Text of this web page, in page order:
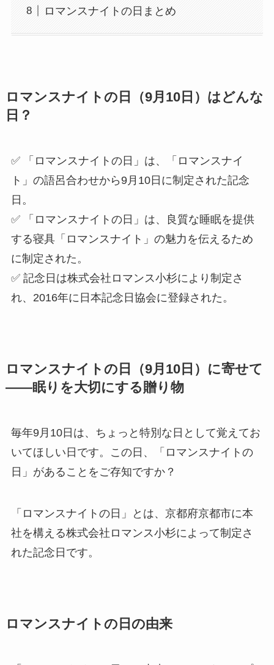
ロマンスナイトの日まとめ
ロマンスナイトの日（9月10日）はどんな
日？
✅ 「ロマンスナイトの日」は、「ロマンスナイ
ト」の語呂合わせから9月10日に制定された記念
日。
✅ 「ロマンスナイトの日」は、良質な睡眠を提供
する寝具「ロマンスナイト」の魅力を伝えるため
に制定された。
✅ 記念日は株式会社ロマンス小杉により制定さ
れ、2016年に日本記念日協会に登録された。
ロマンスナイトの日（9月10日）に寄せて
――眠りを大切にする贈り物
毎年9月10日は、ちょっと特別な日として覚えてお
いてほしい日です。この日、「ロマンスナイトの
日」があることをご存知ですか？
「ロマンスナイトの日」とは、京都府京都市に本
社を構える株式会社ロマンス小杉によって制定さ
れた記念日です。
ロマンスナイトの日の由来